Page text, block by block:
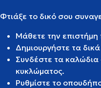
Φτιάξε το δικό σου
Μάθετε την
Δημιουργήστε τα
Συνδέστε τα
κυκλώματος.
Ρυθμίστε το